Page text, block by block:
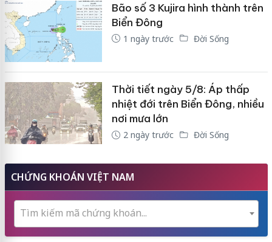
Bão số 3 Kujira hình thành trên
Biển Đông
1 ngày trước Đời Sống
Thời tiết ngày 5/8: Áp thấp
nhiệt đới trên Biển Đông, nhiều
nơi mưa lớn
2 ngày trước Đời Sống
CHỨNG KHOÁN VIỆT NAM
Tìm kiếm mã chứng khoán...